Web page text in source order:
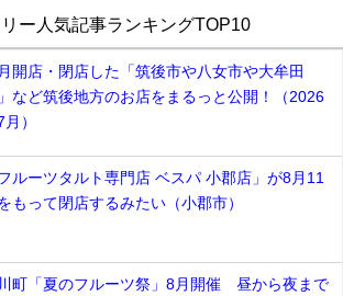
ー人気記事ランキングTOP10
開店・閉店した「筑後市や八女市や大牟田
など筑後地方のお店をまるっと公開！（2026
）
フルーツタルト専門店 ベスパ 小郡店」が8月11
もって閉店するみたい（小郡市）
町「夏のフルーツ祭」8月開催 昼から夜まで